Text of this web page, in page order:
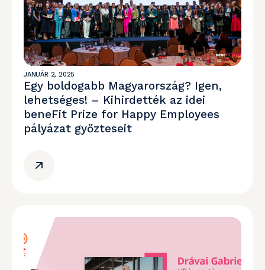
JANUÁR 2, 2025
Egy boldogabb Magyarország? Igen,
lehetséges! – Kihirdették az idei
beneFit Prize for Happy Employees
pályázat győzteseit